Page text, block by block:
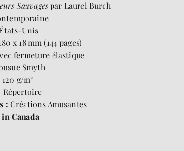
Sauvagespar Laurel Burch
États-Unis
x 18 mm (144 pages)
fermeture élastique
Smyth
120 g/m²
Répertoire
: Créations Amusantes
Canada